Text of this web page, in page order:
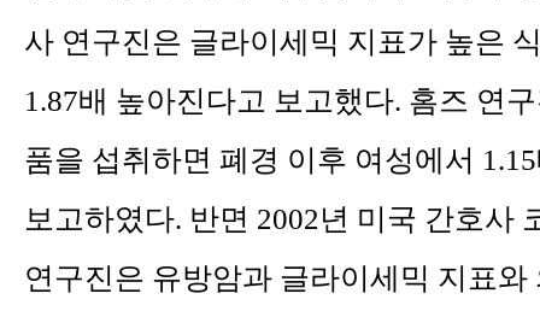
사 연구진은 글라이세믹 지표가 높은
1.87배 높아진다고 보고했다. 홈즈 연
품을 섭취하면 폐경 이후 여성에서
보고하였다. 반면 2002년 미국 간호사
연구진은 유방암과 글라이세믹 지표